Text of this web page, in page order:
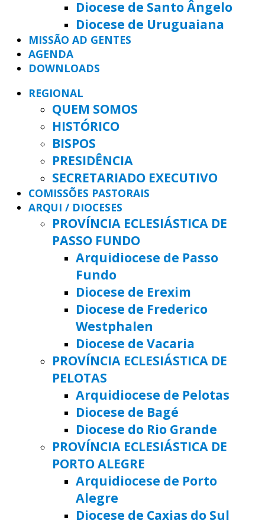
Diocese de Santo Ângelo
Diocese de Uruguaiana
MISSÃO AD GENTES
AGENDA
DOWNLOADS
REGIONAL
QUEM SOMOS
HISTÓRICO
BISPOS
PRESIDÊNCIA
SECRETARIADO EXECUTIVO
COMISSÕES PASTORAIS
ARQUI / DIOCESES
PROVÍNCIA ECLESIÁSTICA DE
PASSO FUNDO
Arquidiocese de Passo
Fundo
Diocese de Erexim
Diocese de Frederico
Westphalen
Diocese de Vacaria
PROVÍNCIA ECLESIÁSTICA DE
PELOTAS
Arquidiocese de Pelotas
Diocese de Bagé
Diocese do Rio Grande
PROVÍNCIA ECLESIÁSTICA DE
PORTO ALEGRE
Arquidiocese de Porto
Alegre
Diocese de Caxias do Sul